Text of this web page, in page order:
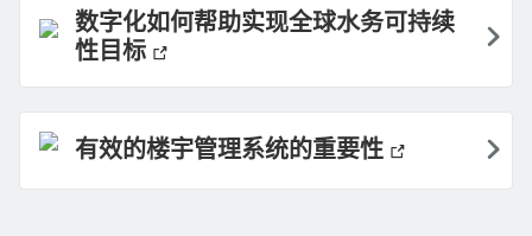
数字化如何帮助实现全球水务可持续
性目标
有效的楼宇管理系统的重要性